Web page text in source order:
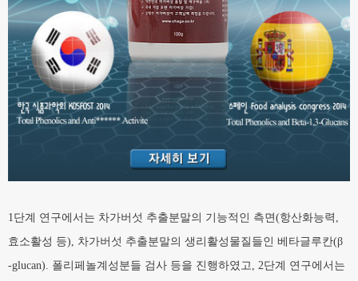
1단계 연구에서는 차가버섯 추출분말의 기능적인 측면(항산화능력,
효소활성 등), 차가버섯 추출분말의 생리활성물질들인 베타글루칸(β
-­glucan). 폴리페놀계성분들 검사 등을 진행하였고, 2단계 연구에서는